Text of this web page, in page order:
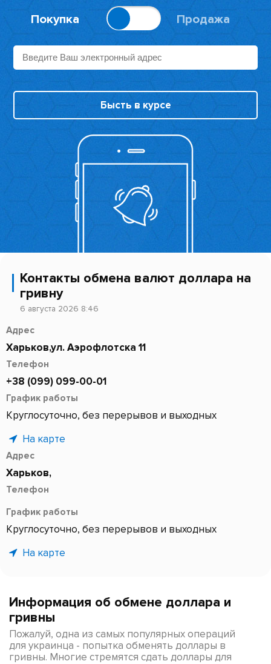
Покупка Продажа
Бысть в курсе
Контакты обмена валют доллара на
гривну
6 августа 2026 8:46
Адрес
Харьков,ул. Аэрофлотска 11
Телефон
+38 (099) 099-00-01
График работы
Круглосуточно, без перерывов и выходных
На карте
Адрес
Харьков,
Телефон
График работы
Круглосуточно, без перерывов и выходных
На карте
Информация об обмене доллара и
гривны
Пожалуй, одна из самых популярных операций
для украинца - попытка обменять доллары в
гривны. Многие стремятся сдать доллары для